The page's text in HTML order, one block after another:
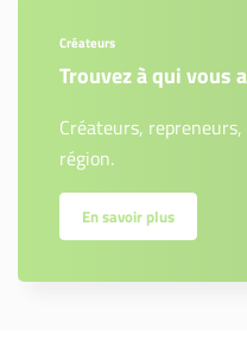
Créateurs
Trouvez à qui vous
Créateurs,
région.
En savoir plus